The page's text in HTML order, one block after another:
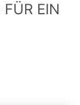
EIN